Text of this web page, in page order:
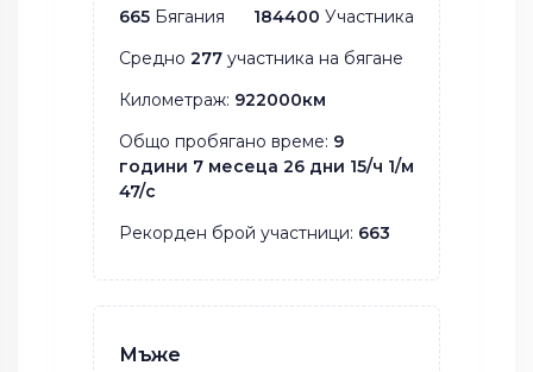
665 Бягания 184400 Участника
Средно 277 участника на бягане
Километраж: 922000км
Общо пробягано време: 9
години 7 месеца 26 дни 15/ч 1/м
47/с
Рекорден брой участници: 663
Мъже